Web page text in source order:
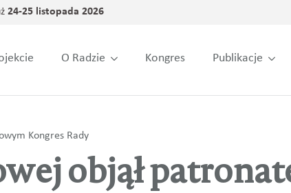
24-25 listopada 2026
O Radzie Kongres Publikacje
Kongres Rady
objął